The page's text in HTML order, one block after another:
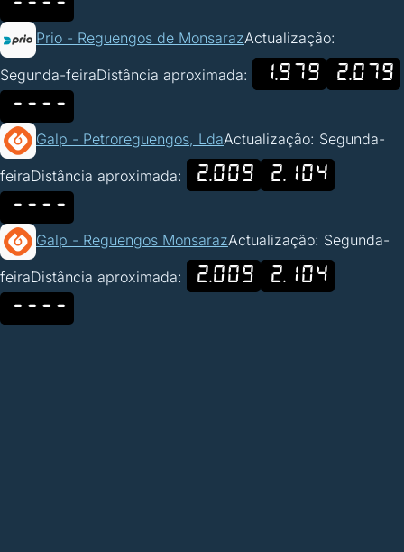
----
Prio - Reguengos de MonsarazActualização:
Segunda-feiraDistância aproximada: 1.979
2.079
----
Galp - Petroreguengos, LdaActualização: Segunda-
feiraDistância aproximada: 2.009
2.104
----
Galp - Reguengos MonsarazActualização: Segunda-
feiraDistância aproximada: 2.009
2.104
----